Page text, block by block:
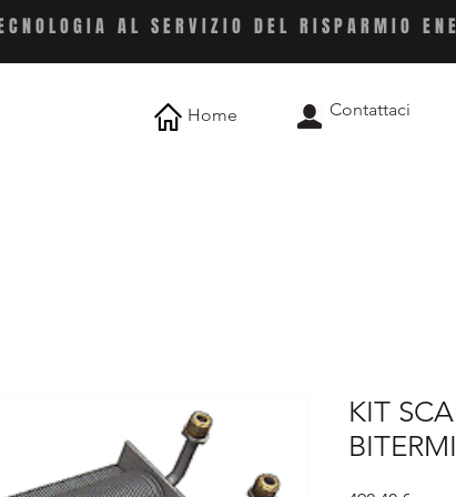
AL SERVIZIO DEL RISPARMIO
KIT
Contattaci
Home